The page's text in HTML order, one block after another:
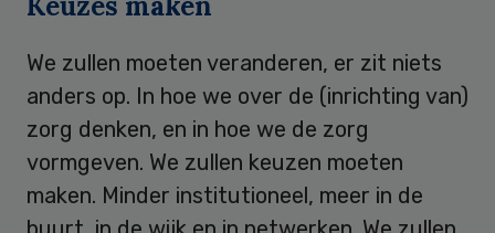
We zullen moeten veranderen, er zit niets
anders op. In hoe we over de (inrichting van)
zorg denken, en in hoe we de zorg
vormgeven. We zullen keuzen moeten
maken. Minder institutioneel, meer in de